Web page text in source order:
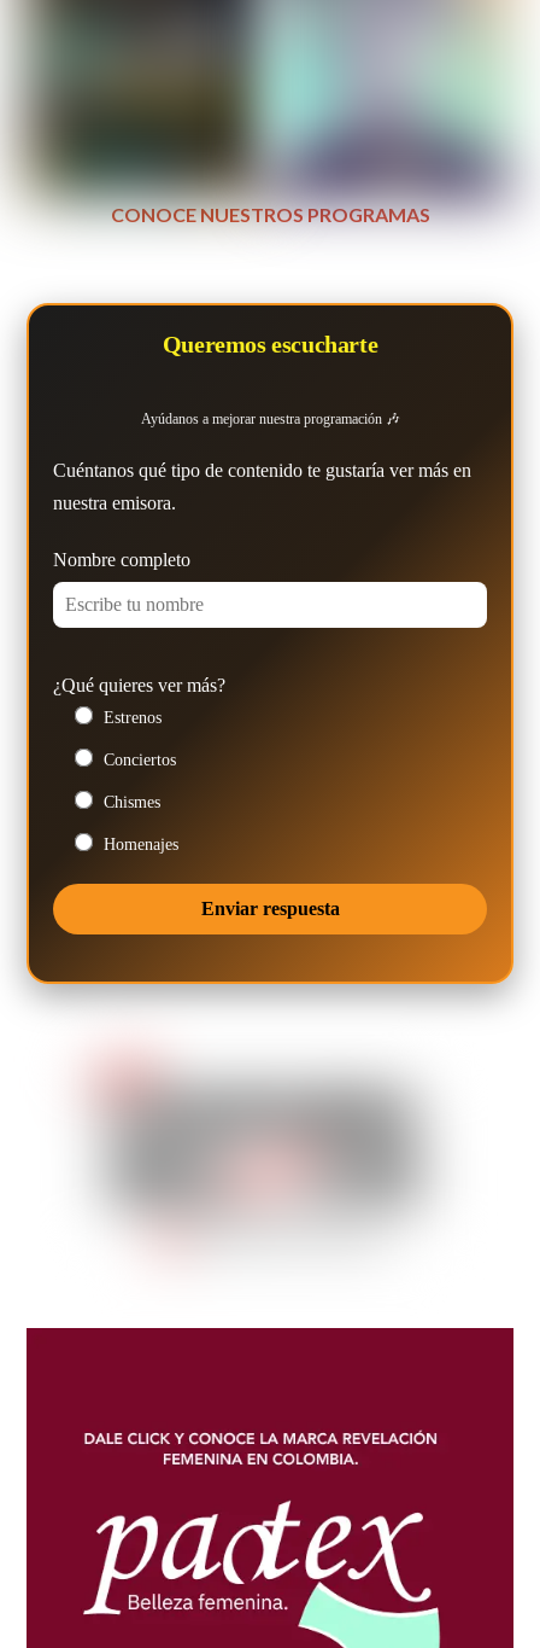
CONOCE NUESTROS PROGRAMAS
Queremos escucharte
Ayúdanos a mejorar nuestra programación 🎶
Cuéntanos qué tipo de contenido te gustaría ver más en
nuestra emisora.
Nombre completo
¿Qué quieres ver más?
Estrenos
Conciertos
Chismes
Homenajes